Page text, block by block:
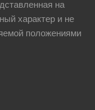
на
характер и не
положениями